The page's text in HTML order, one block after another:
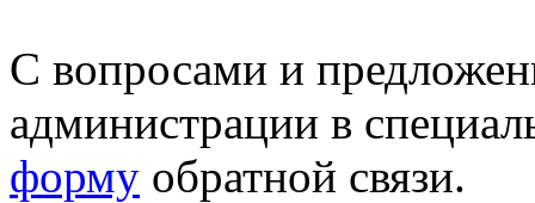
С вопросами и
администрации в
форму обратной связи.